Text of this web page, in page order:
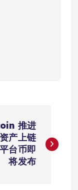
推进
产上链
台币即
将发布